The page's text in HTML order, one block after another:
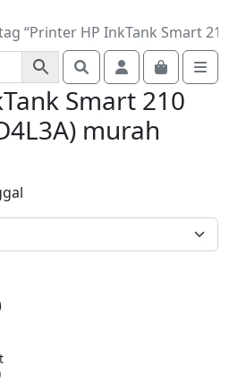
“Printer HP InkTank Smart
SearchAccountCart
Smart 210
murah